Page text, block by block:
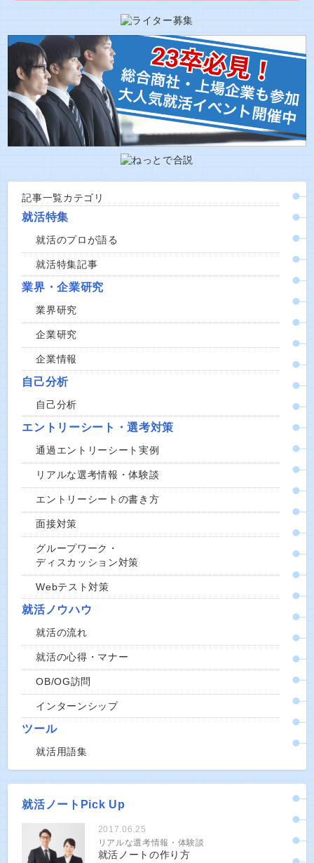
記事一覧カテゴリ
就活特集
就活のプロが語る
就活特集記事
業界・企業研究
業界研究
企業研究
企業情報
自己分析
自己分析
エントリーシート・選考対策
通過エントリーシート実例
リアルな選考情報・体験談
エントリーシートの書き方
面接対策
グループワーク・
ディスカッション対策
Webテスト対策
就活ノウハウ
就活の流れ
就活の心得・マナー
OB/OG訪問
インターンシップ
ツール
就活用語集
就活ノートPick Up
2017.06.25
リアルな選考情報・体験談
就活ノートの作り方